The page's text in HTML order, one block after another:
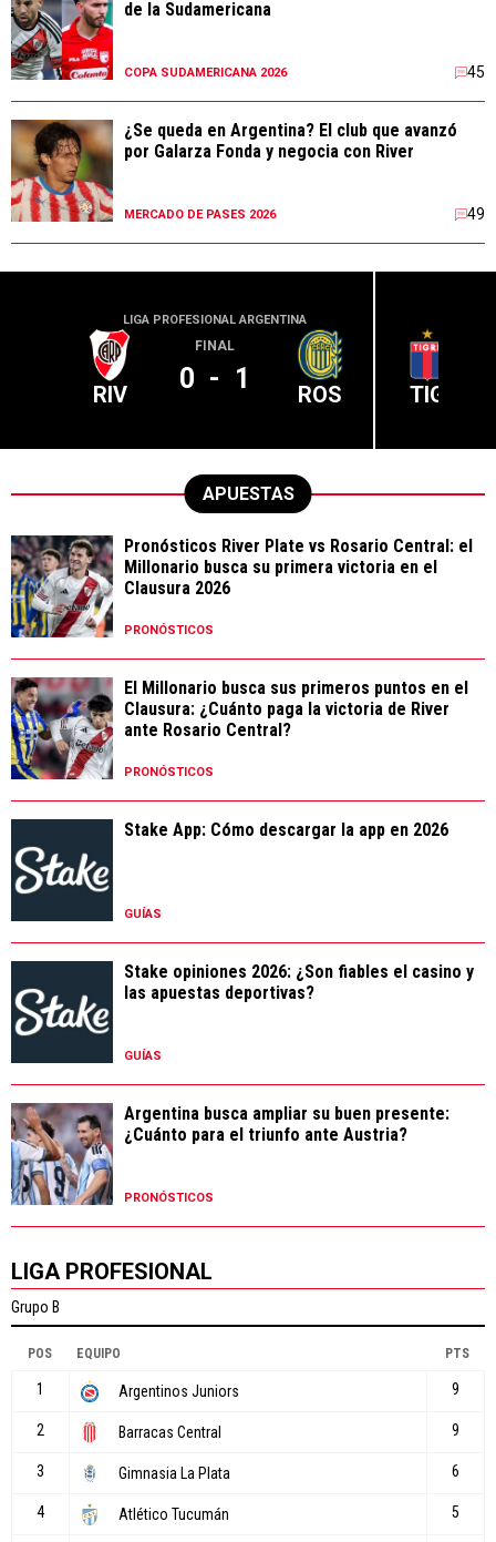
de la Sudamericana
COPA SUDAMERICANA 2026 45
¿Se queda en Argentina? El club que avanzó
por Galarza Fonda y negocia con River
MERCADO DE PASES 2026 49
LIGA PROFESIONAL ARGENTINA
RIV
FINAL
0 - 1 ROS TIG
APUESTAS
Pronósticos River Plate vs Rosario Central: el
Millonario busca su primera victoria en el
Clausura 2026
PRONÓSTICOS
El Millonario busca sus primeros puntos en el
Clausura: ¿Cuánto paga la victoria de River
ante Rosario Central?
PRONÓSTICOS
Stake App: Cómo descargar la app en 2026
GUÍAS
Stake opiniones 2026: ¿Son fiables el casino y
las apuestas deportivas?
GUÍAS
Argentina busca ampliar su buen presente:
¿Cuánto para el triunfo ante Austria?
PRONÓSTICOS
LIGA PROFESIONAL